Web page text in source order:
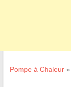
Pompe à Chaleur»